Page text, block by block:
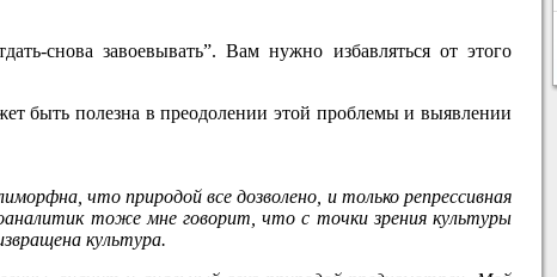
снова завоевывать”. Вам нужно избавляться от этого
быть полезна в преодолении этой проблемы и выявлении
что природой все дозволено, и только репрессивная
тоже мне говорит, что с точки зрения культуры
культура.